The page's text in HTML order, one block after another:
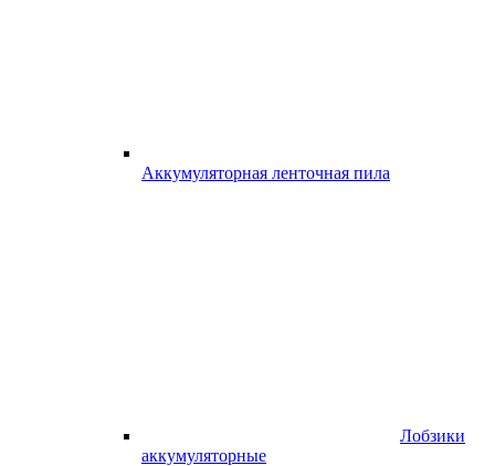
Аккумуляторная ленточная пила
Лобзики
аккумуляторные